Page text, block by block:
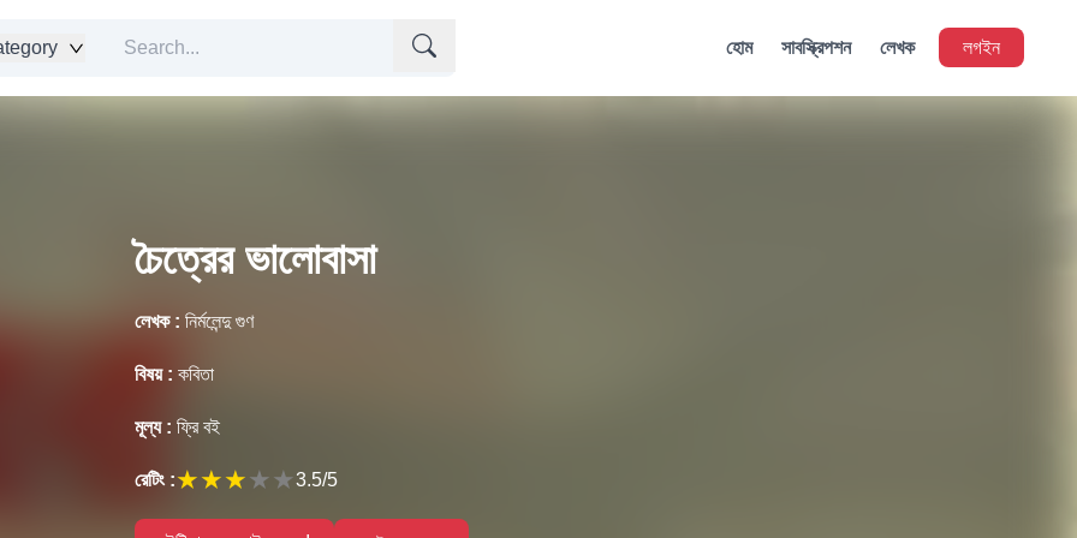
হোম সাবস্ক্রিপশন লেখক লগইন
চৈত্রের ভালোবাসা
লেখক : নির্মলেন্দু গুণ
বিষয় : কবিতা
মূল্য : ফ্রি বই
রেটিং :★★★★★3.5/5